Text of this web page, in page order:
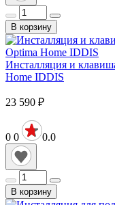
В корзину
Инсталляция и
Home IDDIS
23 590 ₽
0 0 0.0
В корзину